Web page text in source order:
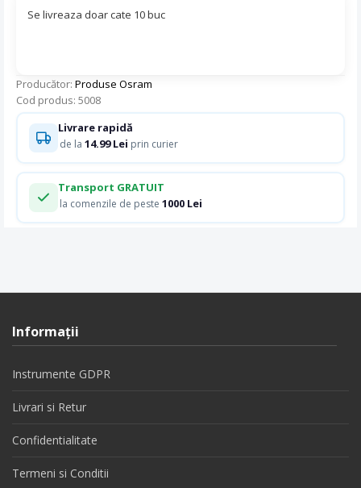
Se livreaza doar cate 10 buc
Producător: Produse Osram
Cod produs: 5008
Livrare rapidă
de la 14.99 Lei prin curier
Transport GRATUIT
la comenzile de peste 1000 Lei
Informaţii
Instrumente GDPR
Livrari si Retur
Confidentialitate
Termeni si Conditii